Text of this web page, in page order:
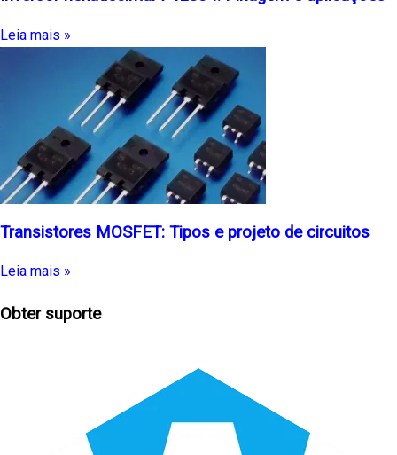
Leia mais »
Transistores MOSFET: Tipos e projeto de circuitos
Leia mais »
Obter suporte